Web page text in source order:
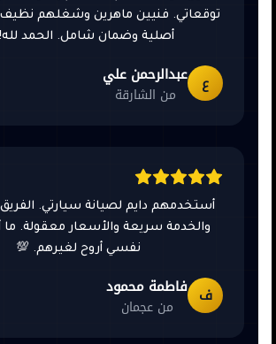
توقعاتي. فنيين ماهرين وشغلهم
أصلية وضمان شامل. الحمد
ع عبدالرحمن علي
من الشارقة
أستخدمهم دايم لصيانة سيارتي.
والخدمة سريعة والأسعار معقولة. ما
نفسي أروح لغيرهم. 💯
ف فاطمة محمود
من عجمان